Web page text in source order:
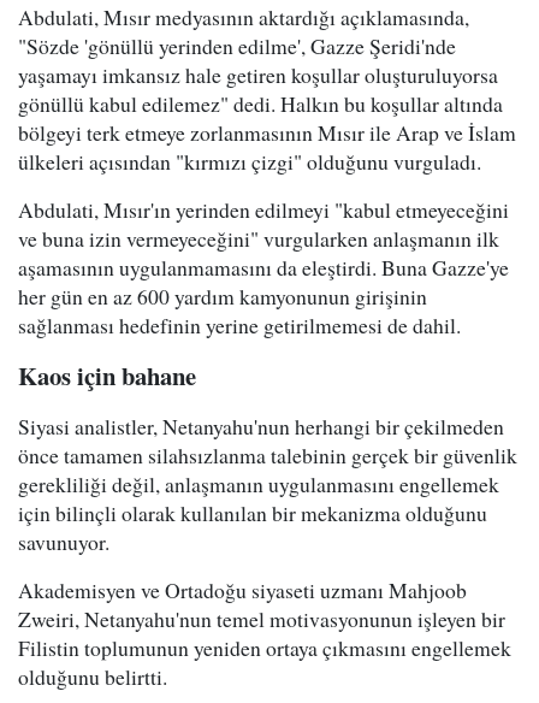
Abdulati, Mısır medyasının aktardığı açıklamasında,
"Sözde 'gönüllü yerinden edilme', Gazze Şeridi'nde
yaşamayı imkansız hale getiren koşullar oluşturuluyorsa
gönüllü kabul edilemez" dedi. Halkın bu koşullar altında
bölgeyi terk etmeye zorlanmasının Mısır ile Arap ve İslam
ülkeleri açısından "kırmızı çizgi" olduğunu vurguladı.
Abdulati, Mısır'ın yerinden edilmeyi "kabul etmeyeceğini
ve buna izin vermeyeceğini" vurgularken anlaşmanın ilk
aşamasının uygulanmamasını da eleştirdi. Buna Gazze'ye
her gün en az 600 yardım kamyonunun girişinin
sağlanması hedefinin yerine getirilmemesi de dahil.
Kaos için bahane
Siyasi analistler, Netanyahu'nun herhangi bir çekilmeden
önce tamamen silahsızlanma talebinin gerçek bir güvenlik
gerekliliği değil, anlaşmanın uygulanmasını engellemek
için bilinçli olarak kullanılan bir mekanizma olduğunu
savunuyor.
Akademisyen ve Ortadoğu siyaseti uzmanı Mahjoob
Zweiri, Netanyahu'nun temel motivasyonunun işleyen bir
Filistin toplumunun yeniden ortaya çıkmasını engellemek
olduğunu belirtti.